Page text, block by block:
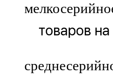
товаров